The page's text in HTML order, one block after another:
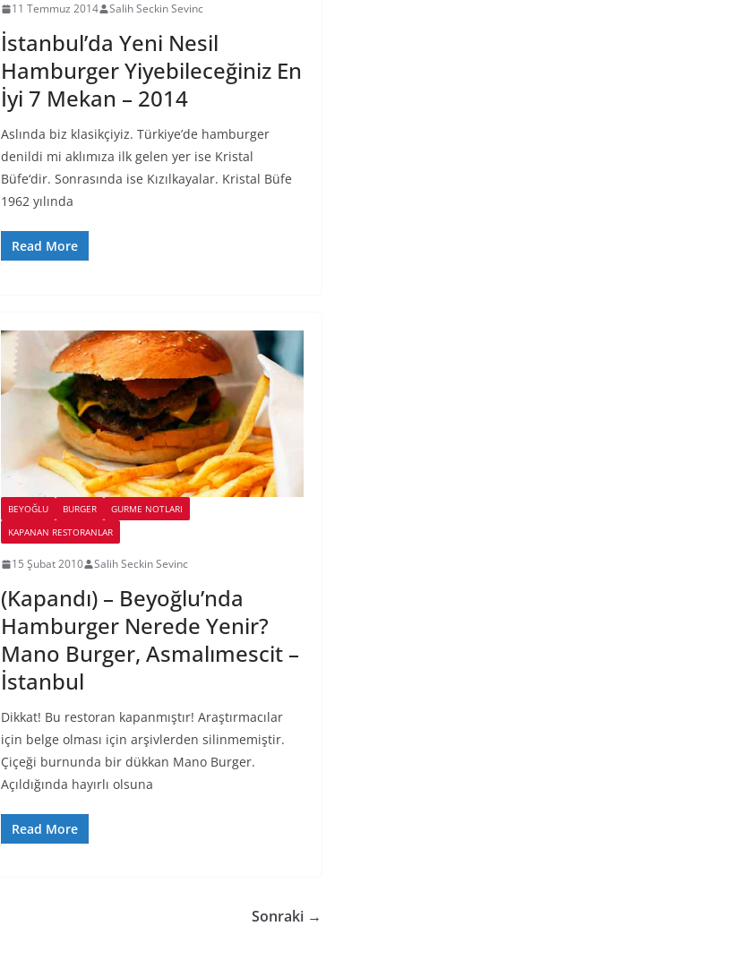
11 Temmuz 2014 Salih Seckin Sevinc
İstanbul’da Yeni Nesil
Hamburger Yiyebileceğiniz En
İyi 7 Mekan – 2014
Aslında biz klasikçiyiz. Türkiye’de hamburger
denildi mi aklımıza ilk gelen yer ise Kristal
Büfe‘dir. Sonrasında ise Kızılkayalar. Kristal Büfe
1962 yılında
Read More
BEYOĞLU BURGER
GURME NOTLARI
KAPANAN RESTORANLAR
15 Şubat 2010 Salih Seckin Sevinc
(Kapandı) – Beyoğlu’nda
Hamburger Nerede Yenir?
Mano Burger, Asmalımescit –
İstanbul
Dikkat! Bu restoran kapanmıştır! Araştırmacılar
için belge olması için arşivlerden silinmemiştir.
Çiçeği burnunda bir dükkan Mano Burger.
Açıldığında hayırlı olsuna
Read More
Sonraki →